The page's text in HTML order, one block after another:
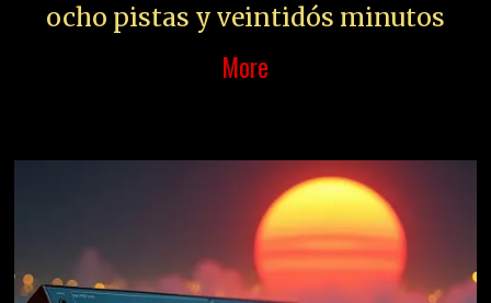
ocho pistas y veintidós minutos
More